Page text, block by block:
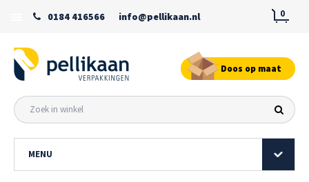
0184 416566 info@pellikaan.nl 0
Doos op maat
MENU